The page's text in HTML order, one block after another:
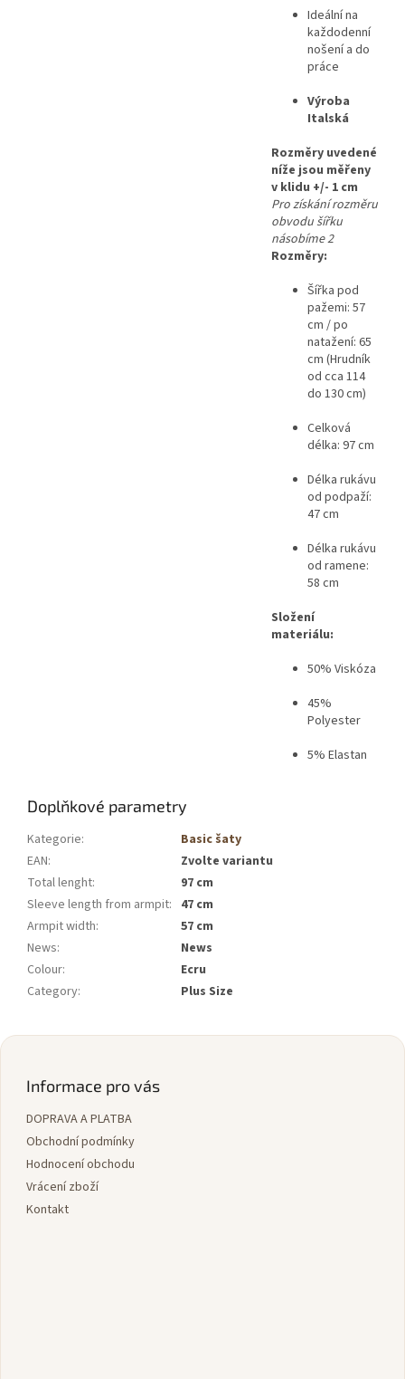
Ideální na
každodenní
nošení a do
práce
Výroba
Italská
Rozměry uvedené
níže jsou měřeny
v klidu +/- 1 cm
Pro získání rozměru
obvodu šířku
násobíme 2
Rozměry:
Šířka pod
pažemi: 57
cm / po
natažení: 65
cm (Hrudník
od cca 114
do 130 cm)
Celková
délka: 97 cm
Délka rukávu
od podpaží:
47 cm
Délka rukávu
od ramene:
58 cm
Složení
materiálu:
50% Viskóza
45%
Polyester
5% Elastan
Doplňkové parametry
Kategorie:
Basic šaty
EAN:
Zvolte variantu
Total lenght:
97 cm
Sleeve length from armpit: 47 cm
Armpit width:
57 cm
News:
News
Colour:
Ecru
Category: Plus Size
Z
Informace pro vás
DOPRAVA A PLATBA
Obchodní podmínky
Hodnocení obchodu
Vrácení zboží
Kontakt